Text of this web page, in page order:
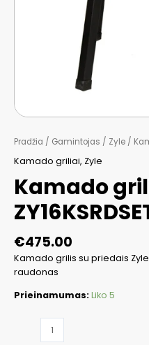
Pradžia / Gamintojas / Zyle /
Kamado griliai, Zyle
Kamado
€475.00
Kamado grilis su priedais Zyle
raudonas
Prieinamumas:Liko 5
produkto